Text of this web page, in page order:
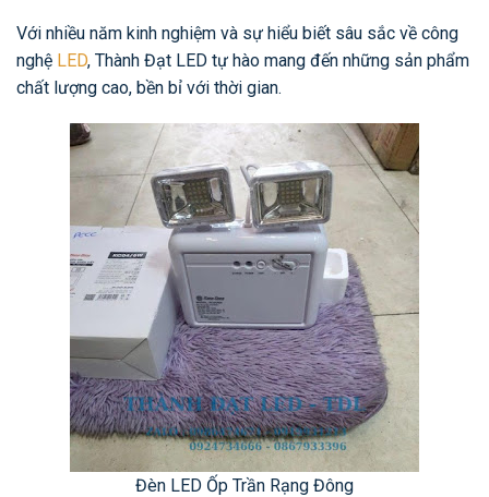
Với nhiều năm kinh nghiệm và sự hiểu biết sâu sắc về công
nghệ LED, Thành Đạt LED tự hào mang đến những sản phẩm
chất lượng cao, bền bỉ với thời gian.
Đèn LED Ốp Trần Rạng Đông